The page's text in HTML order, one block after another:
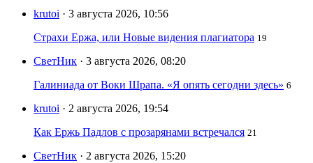
krutoi · 3 августа 2026, 10:56
Страхи Ержа, или Новые видения плагиатора 19
СветНик · 3 августа 2026, 08:20
Галиниада от Воки Шрапа. «Я опять сегодни здесь» 6
krutoi · 2 августа 2026, 19:54
Как Ержь Падлов с прозарянами встречался 21
СветНик · 2 августа 2026, 15:20